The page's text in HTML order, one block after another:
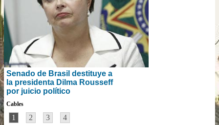
Senado de Brasil destituye a
la presidenta Dilma Rousseff
por juicio político
Cables
1 2 3 4